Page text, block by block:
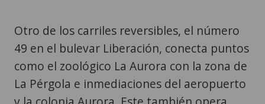
Otro de los carriles reversibles, el número
49 en el bulevar Liberación, conecta puntos
como el zoológico La Aurora con la zona de
La Pérgola e inmediaciones del aeropuerto